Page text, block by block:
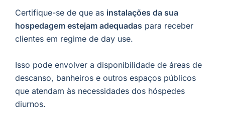
Certifique-se de que as instalações da sua
hospedagem estejam adequadas para receber
clientes em regime de day use.
Isso pode envolver a disponibilidade de áreas de
descanso, banheiros e outros espaços públicos
que atendam às necessidades dos hóspedes
diurnos.